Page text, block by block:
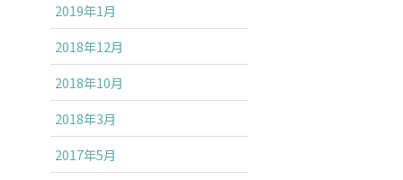
2019年1月
2018年12月
2018年10月
2018年3月
2017年5月